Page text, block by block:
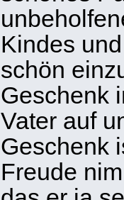
Kindes
schön
Geschenk
Vater auf
Geschenk
Freude